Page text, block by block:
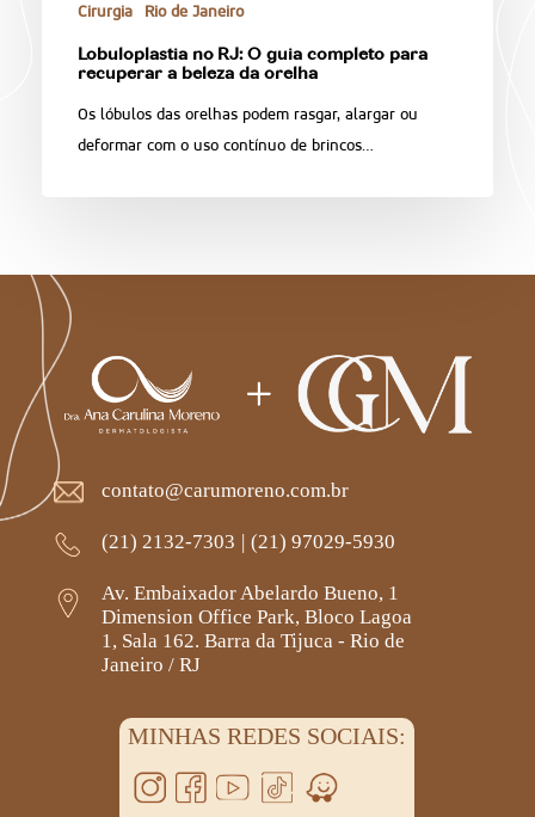
Cirurgia Rio de Janeiro
Lobuloplastia no RJ: O guia completo para
recuperar a beleza da orelha
Os lóbulos das orelhas podem rasgar, alargar ou
deformar com o uso contínuo de brincos…
contato@carumoreno.com.br
(21) 2132-7303 | (21) 97029-5930
Av. Embaixador Abelardo Bueno, 1
Dimension Office Park, Bloco Lagoa
1, Sala 162. Barra da Tijuca - Rio de
Janeiro / RJ
MINHAS REDES SOCIAIS: